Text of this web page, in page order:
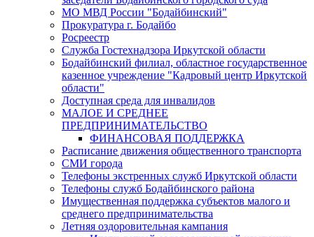
МО МВД России "Бодайбинский"
Прокуратура г. Бодайбо
Росреестр
Служба Гостехнадзора Иркутской области
Бодайбинский филиал, областное государственное
казенное учреждение "Кадровый центр Иркутской
области"
Доступная среда для инвалидов
МАЛОЕ И СРЕДНЕЕ
ПРЕДПРИНИМАТЕЛЬСТВО
ФИНАНСОВАЯ ПОДДЕРЖКА
Расписание движения общественного транспорта
СМИ города
Телефоны экстренных служб Иркутской области
Телефоны служб Бодайбинского района
Имущественная поддержка субъектов малого и
среднего предпринимательства
Летняя оздоровительная кампания